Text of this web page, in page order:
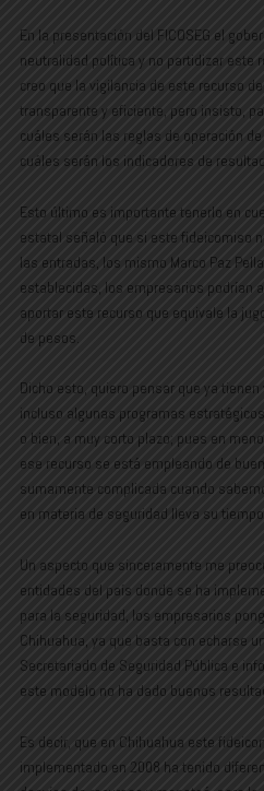
En la presentación del FICOSEG el
neutralidad política y no partidizar este
creo que la vigilancia de este recurso
transparente y eficiente, pero insisto,
cuáles serán las reglas de operación
cuáles serán los indicadores de
Esto último es importante tenerlo en
estatal señaló que si este fideicomiso
las entradas, los mismo Marco Paz
establecidas, los empresarios podrían
aportar este recurso que equivale la
de pesos.
Dicho esto, quiero pensar que ya
incluso algunas programas
o bien, a muy corto plazo; pues en
ese recurso se está empleando de
sumamente complicada cuando
en materia de seguridad lleva su tiempo.
Un aspecto que sinceramente me
entidades del país donde se ha
para la seguridad, los empresarios
Chihuahua, ya que basta con echarse
Secretariado de Seguridad Pública e
este modelo no ha dado buenos
Es decir, que en Chihuahua este
implementado en 2008 ha tenido